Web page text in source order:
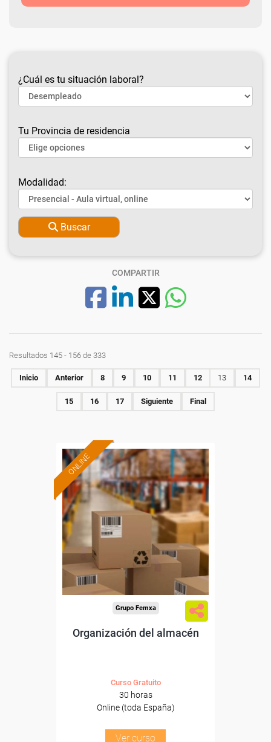
¿Cuál es tu situación laboral?
Tu Provincia de residencia
Modalidad:
Buscar
COMPARTIR
Resultados 145 - 156 de 333
Inicio Anterior 8 9 10 11 12 13 14
15 16 17 Siguiente Final
ONLINE
Formación 100%
subvencionada.
Para desempleados,
trabajadores y autónomos.
Sector
-Agricultura y Ganadería.
Grupo Femxa
Organización del almacén
Curso Gratuito
30 horas
Online (toda España)
Ver curso